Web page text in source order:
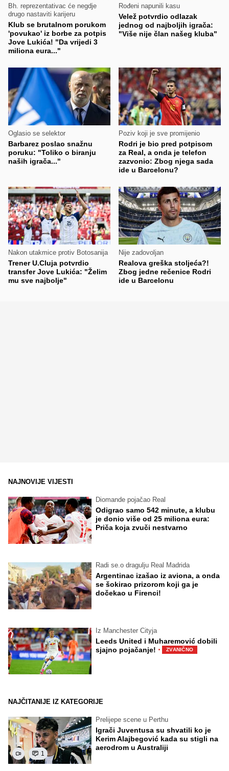
Bh. reprezentativac će negdje
drugo nastaviti karijeru
Klub se brutalnom porukom
'povukao' iz borbe za potpis
Jove Lukića! "Da vrijedi 3
miliona eura..."
Rođeni napunili kasu
Velež potvrdio odlazak
jednog od najboljih igrača:
"Više nije član našeg kluba"
Oglasio se selektor
Barbarez poslao snažnu
poruku: "Toliko o biranju
naših igrača..."
Poziv koji je sve promijenio
Rodri je bio pred potpisom
za Real, a onda je telefon
zazvonio: Zbog njega sada
ide u Barcelonu?
Nakon utakmice protiv Botosanija
Trener U.Cluja potvrdio
transfer Jove Lukića: "Želim
mu sve najbolje"
Nije zadovoljan
Realova greška stoljeća?!
Zbog jedne rečenice Rodri
ide u Barcelonu
NAJNOVIJE VIJESTI
Diomande pojačao Real
Odigrao samo 542 minute, a klubu
je donio više od 25 miliona eura:
Priča koja zvuči nestvarno
Radi se.o dragulju Real Madrida
Argentinac izašao iz aviona, a onda
se šokirao prizorom koji ga je
dočekao u Firenci!
Iz Manchester Cityja
Leeds United i Muharemović dobili
sjajno pojačanje! · ZVANIČNO
NAJČITANIJE IZ KATEGORIJE
1
Prelijepe scene u Perthu
Igrači Juventusa su shvatili ko je
Kerim Alajbegović kada su stigli na
aerodrom u Australiji